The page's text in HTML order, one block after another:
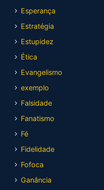
Esperança
Estratégia
Estupidez
Ética
Evangelismo
exemplo
Falsidade
Fanatismo
Fé
Fidelidade
Fofoca
Ganância